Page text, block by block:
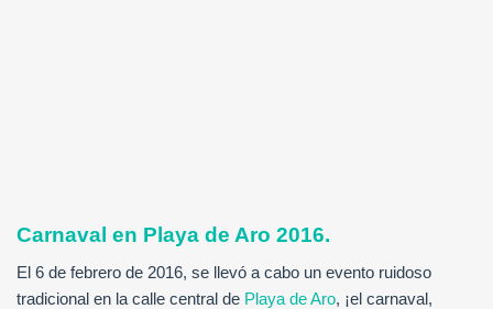
Carnaval en Playa de Aro 2016.
El 6 de febrero de 2016, se llevó a cabo un evento ruidoso
tradicional en la calle central de Playa de Aro, ¡el carnaval,